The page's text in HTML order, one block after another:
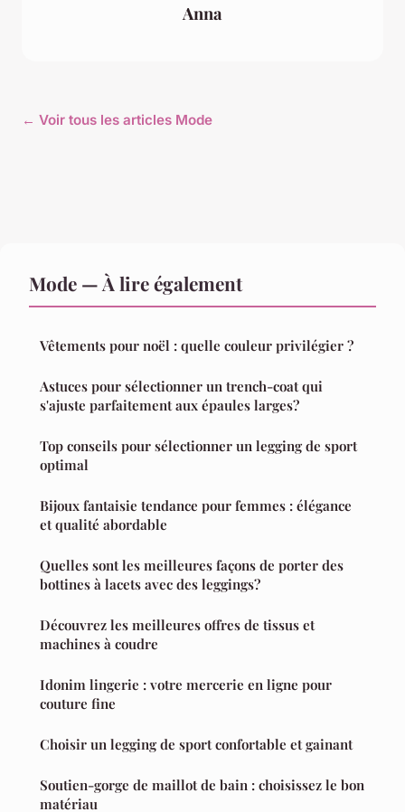
Anna
← Voir tous les articles Mode
Mode — À lire également
Vêtements pour noël : quelle couleur privilégier ?
Astuces pour sélectionner un trench-coat qui
s'ajuste parfaitement aux épaules larges?
Top conseils pour sélectionner un legging de sport
optimal
Bijoux fantaisie tendance pour femmes : élégance
et qualité abordable
Quelles sont les meilleures façons de porter des
bottines à lacets avec des leggings?
Découvrez les meilleures offres de tissus et
machines à coudre
Idonim lingerie : votre mercerie en ligne pour
couture fine
Choisir un legging de sport confortable et gainant
Soutien-gorge de maillot de bain : choisissez le bon
matériau